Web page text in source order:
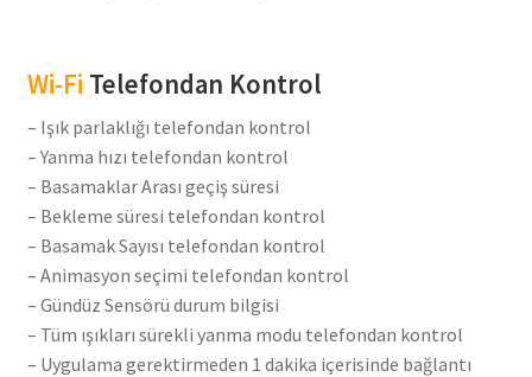
Wi-Fi Telefondan Kontrol
– Işık parlaklığı telefondan kontrol
– Yanma hızı telefondan kontrol
– Basamaklar Arası geçiş süresi
– Bekleme süresi telefondan kontrol
– Basamak Sayısı telefondan kontrol
– Animasyon seçimi telefondan kontrol
– Gündüz Sensörü durum bilgisi
– Tüm ışıkları sürekli yanma modu telefondan kontrol
– Uygulama gerektirmeden 1 dakika içerisinde bağlantı